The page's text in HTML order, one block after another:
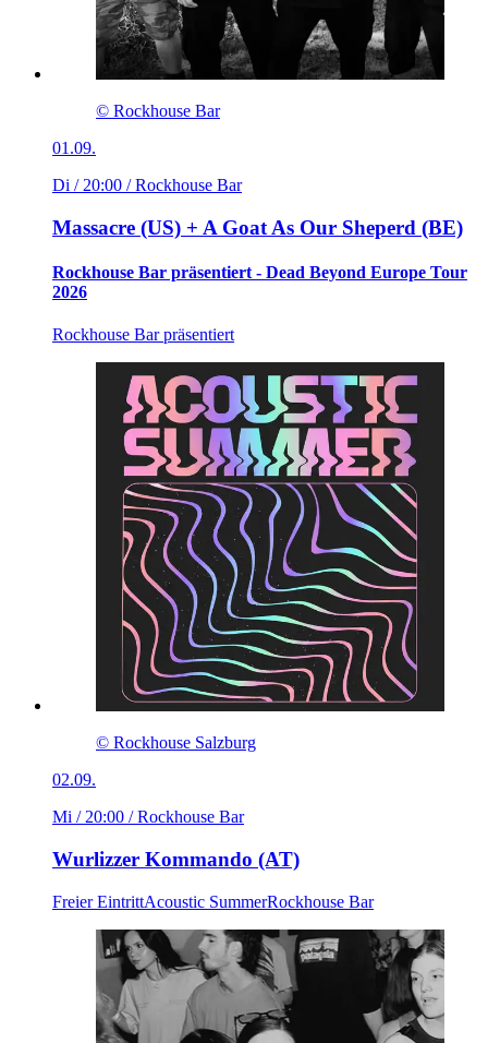
© Rockhouse Bar
01.09.
Di / 20:00 / Rockhouse Bar
Massacre (US) + A Goat As Our Sheperd (BE)
Rockhouse Bar präsentiert - Dead Beyond Europe Tour
2026
Rockhouse Bar präsentiert
© Rockhouse Salzburg
02.09.
Mi / 20:00 / Rockhouse Bar
Wurlizzer Kommando (AT)
Freier EintrittAcoustic SummerRockhouse Bar